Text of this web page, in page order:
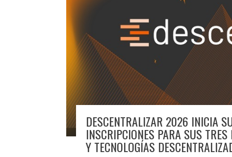
DESCENTRALIZAR 2026 INICIA
INSCRIPCIONES PARA SUS
Y TECNOLOGÍAS